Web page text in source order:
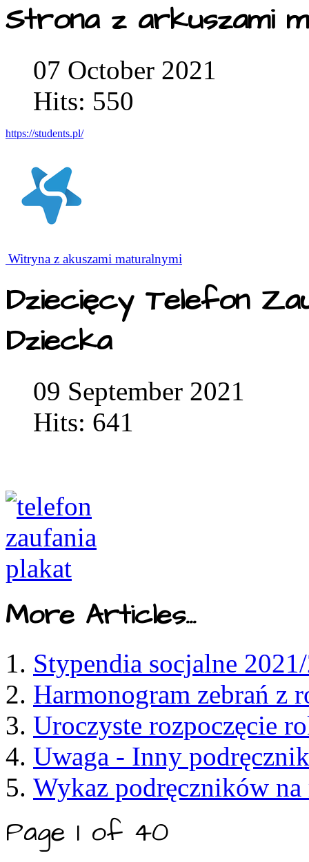
Strona z arkuszami
07 October 2021
Hits: 550
https://students.pl/
Witryna z akuszami maturalnymi
Dziecięcy Telefon
Dziecka
09 September 2021
Hits: 641
More Articles...
Stypendia socjalne
Harmonogram zebrań z
Uroczyste rozpoczęcie
Uwaga - Inny
Wykaz podręczników
Page 1 of 40